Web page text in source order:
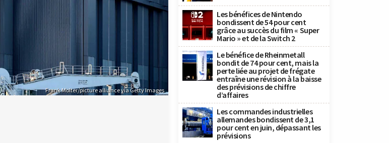
Frank Molter/picture alliance via Getty Images
Les bénéfices de Nintendo
bondissent de 54 pour cent
grâce au succès du film « Super
Mario » et de la Switch 2
Le bénéfice de Rheinmetall
bondit de 74 pour cent, mais la
perte liée au projet de frégate
entraîne une révision à la baisse
des prévisions de chiffre
d’affaires
Les commandes industrielles
allemandes bondissent de 3,1
pour cent en juin, dépassant les
prévisions